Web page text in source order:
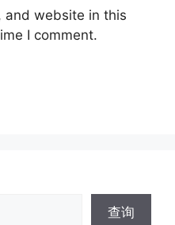
and website in this
I comment.
查询